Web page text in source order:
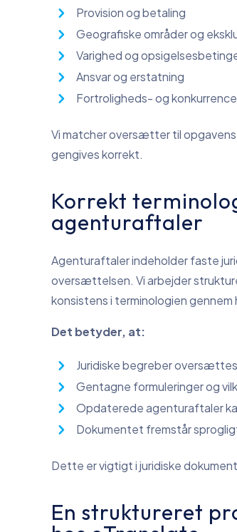
Provision og betaling
Geografiske områder og
Varighed og
Ansvar og erstatning
Fortroligheds- og
Vi matcher oversætter til
gengives korrekt.
Korrekt
agenturaftaler
Agenturaftaler indeholder faste
oversættelsen. Vi arbejder
konsistens i terminologien gennem
Det betyder, at:
Juridiske begreber
Gentagne formuleringer og
Opdaterede agenturaftaler
Dokumentet fremstår
Dette er vigtigt i juridiske
En struktureret